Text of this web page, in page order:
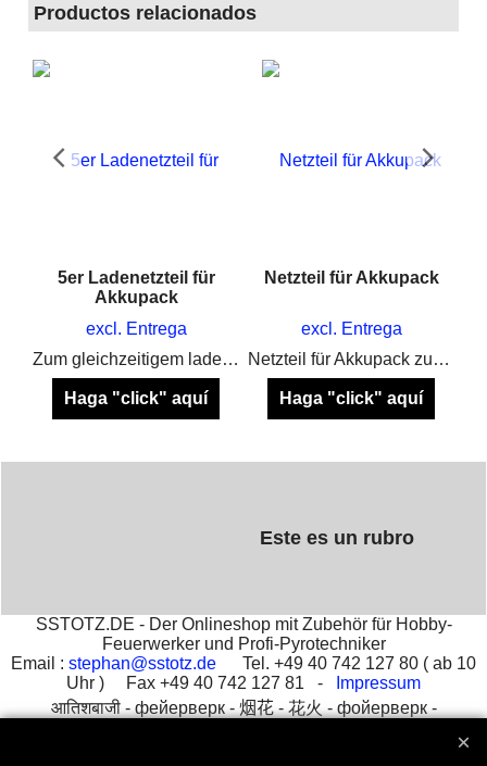
Productos relacionados
5er Ladenetzteil für
Akkupack
excl. Entrega
Zum gleichzeitigem laden von 5 Cobra Akkus
Haga "click" aquí
Netzteil für Akkupack
excl. Entrega
Netzteil für Akkupack zum Laden der Cobra Akku Versionen
Haga "click" aquí
Este es un rubro
SSTOTZ.DE - Der Onlineshop mit Zubehör für Hobby-
Feuerwerker und Profi-Pyrotechniker
Email : stephan@sstotz.de Tel. +49 40 742 127 80 ( ab 10
Uhr ) Fax +49 40 742 127 81 -
Impressum
आतिशबाजी - фейерверк - 烟花 - 花火 - фойерверк -